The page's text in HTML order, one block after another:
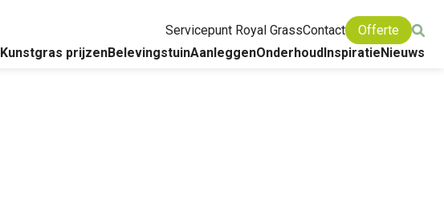
Servicepunt Royal GrassContact
Offerte
Kunstgras prijzenBelevingstuinAanleggenOnderhoudInspiratieNieuws